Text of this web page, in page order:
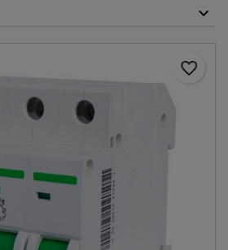
favorite_border